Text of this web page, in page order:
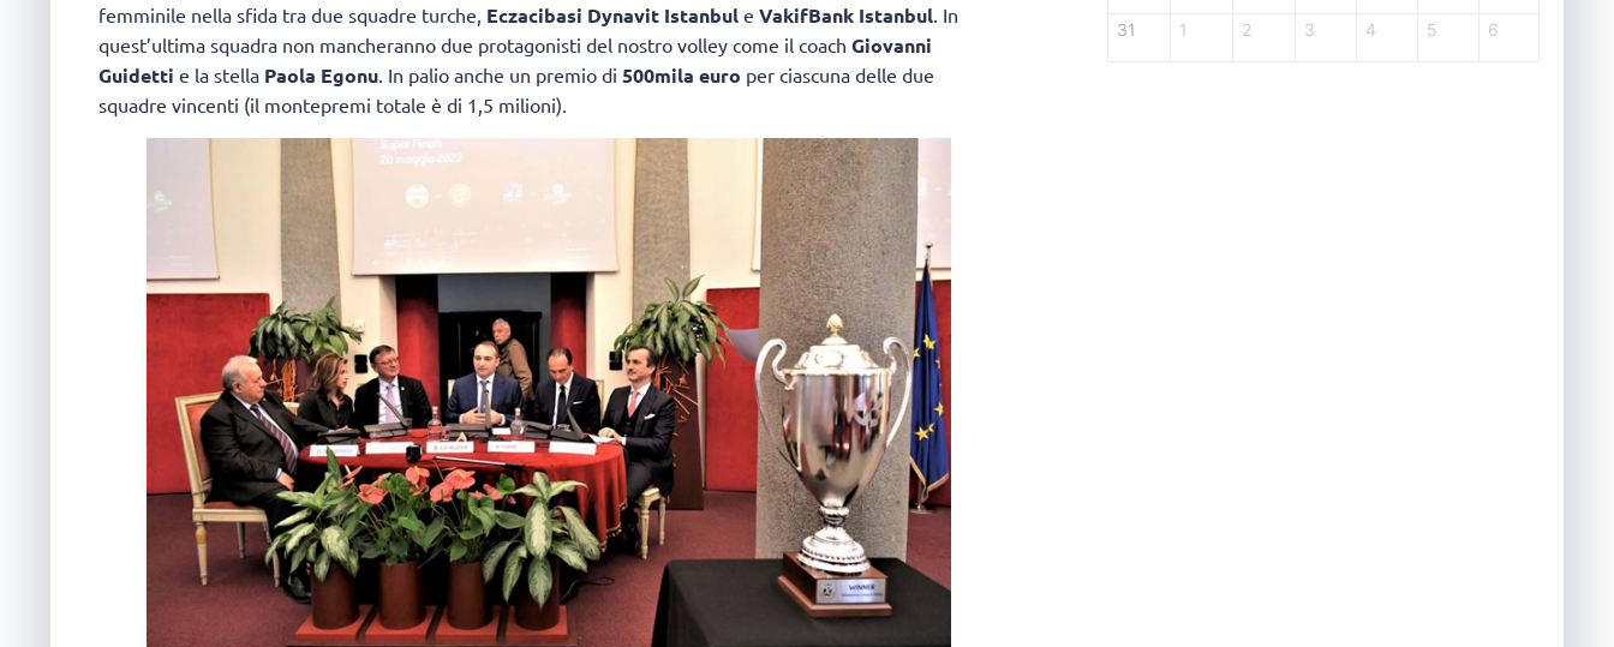
femminile nella sfida tra due squadre turche, Eczacibasi Dynavit Istanbul e VakifBank Istanbul. In
quest’ultima squadra non mancheranno due protagonisti del nostro volley come il coach Giovanni
Guidetti e la stella Paola Egonu. In palio anche un premio di 500mila euro per ciascuna delle due
squadre vincenti (il montepremi totale è di 1,5 milioni).
31 1 2 3 4 5 6